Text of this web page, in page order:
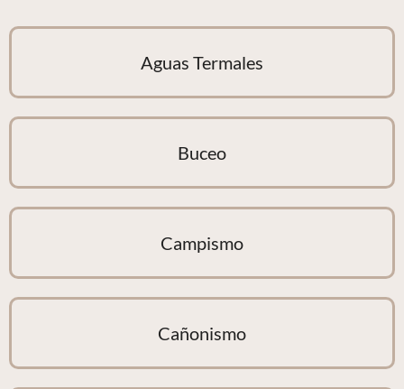
Aguas Termales
Buceo
Campismo
Cañonismo